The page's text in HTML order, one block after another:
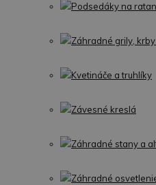
Podsedáky na
Záhradné grily,
Kvetináče a truhlíky
Závesné kreslá
Záhradné stany a
Záhradné